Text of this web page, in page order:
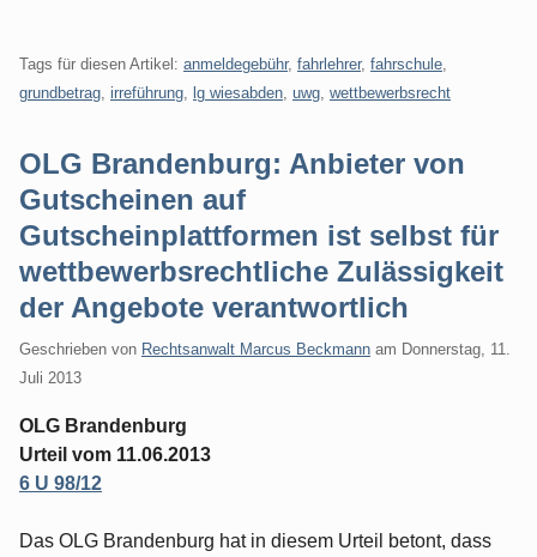
Tags für diesen Artikel: anmeldegebühr, fahrlehrer, fahrschule
grundbetrag irreführung lg wiesabden uwg wettbewerbsrecht
OLG Brandenburg: Anbieter von
Gutscheinen auf
Gutscheinplattformen ist selbst für
wettbewerbsrechtliche Zulässigkeit
der Angebote verantwortlich
Geschrieben von Rechtsanwalt Marcus Beckmann am Donnerstag, 11.
Juli 2013
OLG Brandenburg
Urteil vom 11.06.2013
6 U 98/12
Das OLG Brandenburg hat in diesem Urteil betont, dass